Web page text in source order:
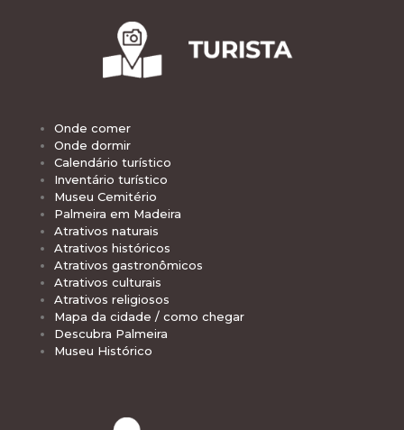
Onde comer
Onde dormir
Calendário turístico
Inventário turístico
Museu Cemitério
Palmeira em Madeira
Atrativos naturais
Atrativos históricos
Atrativos gastronômicos
Atrativos culturais
Atrativos religiosos
Mapa da cidade / como chegar
Descubra Palmeira
Museu Histórico